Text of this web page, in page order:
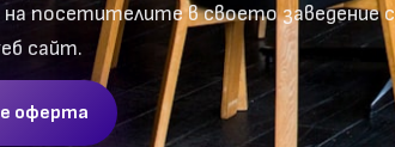
посетителите в своето заведение с
сайт.
оферта